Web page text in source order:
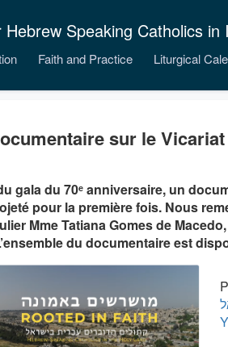
Speaking Catholics in
Faith and Practice Liturgical
sur le
gala du 70ᵉ anniversaire, un
pour la première fois. Nous
Mme Tatiana Gomes de
du documentaire est
-